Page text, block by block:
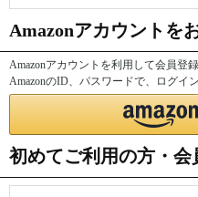
Amazonアカウントを
Amazonアカウントを利用して会員登
AmazonのID、パスワードで、ログイ
初めてご利用の方・会